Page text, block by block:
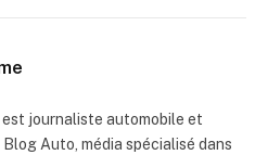
est journaliste automobile et
Auto, média spécialisé dans